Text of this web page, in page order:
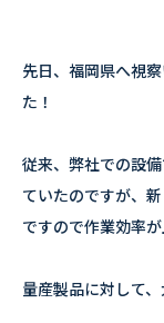
先日、福岡県へ視
た！
従来、弊社での設
ていたのですが、
ですので作業効率
量産製品に対して